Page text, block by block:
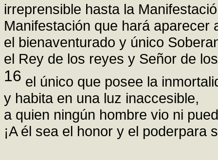
irreprensible hasta la
Manifestación que hará aparecer
el bienaventurado y único
el Rey de los reyes y Señor de
16 el único que posee la
y habita en una luz inaccesible,
a quien ningún hombre vio ni
¡A él sea el honor y el poderpara